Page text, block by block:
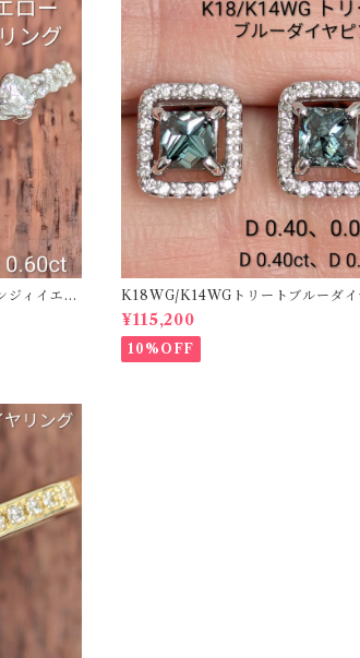
ジィイエロ
【PRO
K18WG/K14WGトリートブルーダイ
ス 【PRO208939】
¥115,200
10%OFF